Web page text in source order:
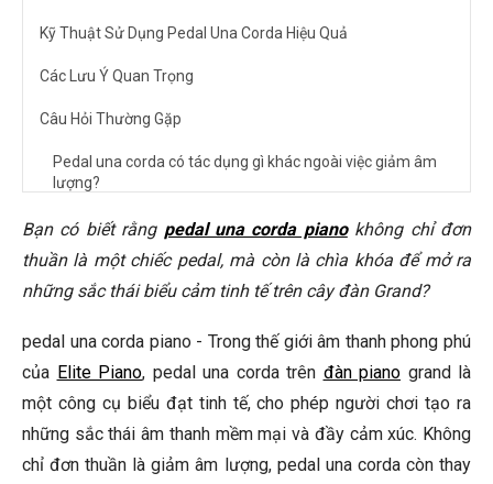
Kỹ Thuật Sử Dụng Pedal Una Corda Hiệu Quả
Các Lưu Ý Quan Trọng
Câu Hỏi Thường Gặp
Pedal una corda có tác dụng gì khác ngoài việc giảm âm
lượng?
Làm thế nào để sử dụng pedal una corda một cách hiệu
Pedal una corda thường được sử dụng trong những loại
🎹 Đàn Piano Được Yêu Thích Nhất
Kết Luận
Bạn có biết rằng pedal una corda pianokhông chỉ đơn
thuần là một chiếc pedal, mà còn là chìa khóa để mở ra
những sắc thái biểu cảm tinh tế trên cây đàn Grand?
pedal una corda piano - Trong thế giới âm thanh phong phú
của Elite Piano, pedal una corda trên đàn piano grand là
một công cụ biểu đạt tinh tế, cho phép người chơi tạo ra
những sắc thái âm thanh mềm mại và đầy cảm xúc. Không
chỉ đơn thuần là giảm âm lượng, pedal una corda còn thay